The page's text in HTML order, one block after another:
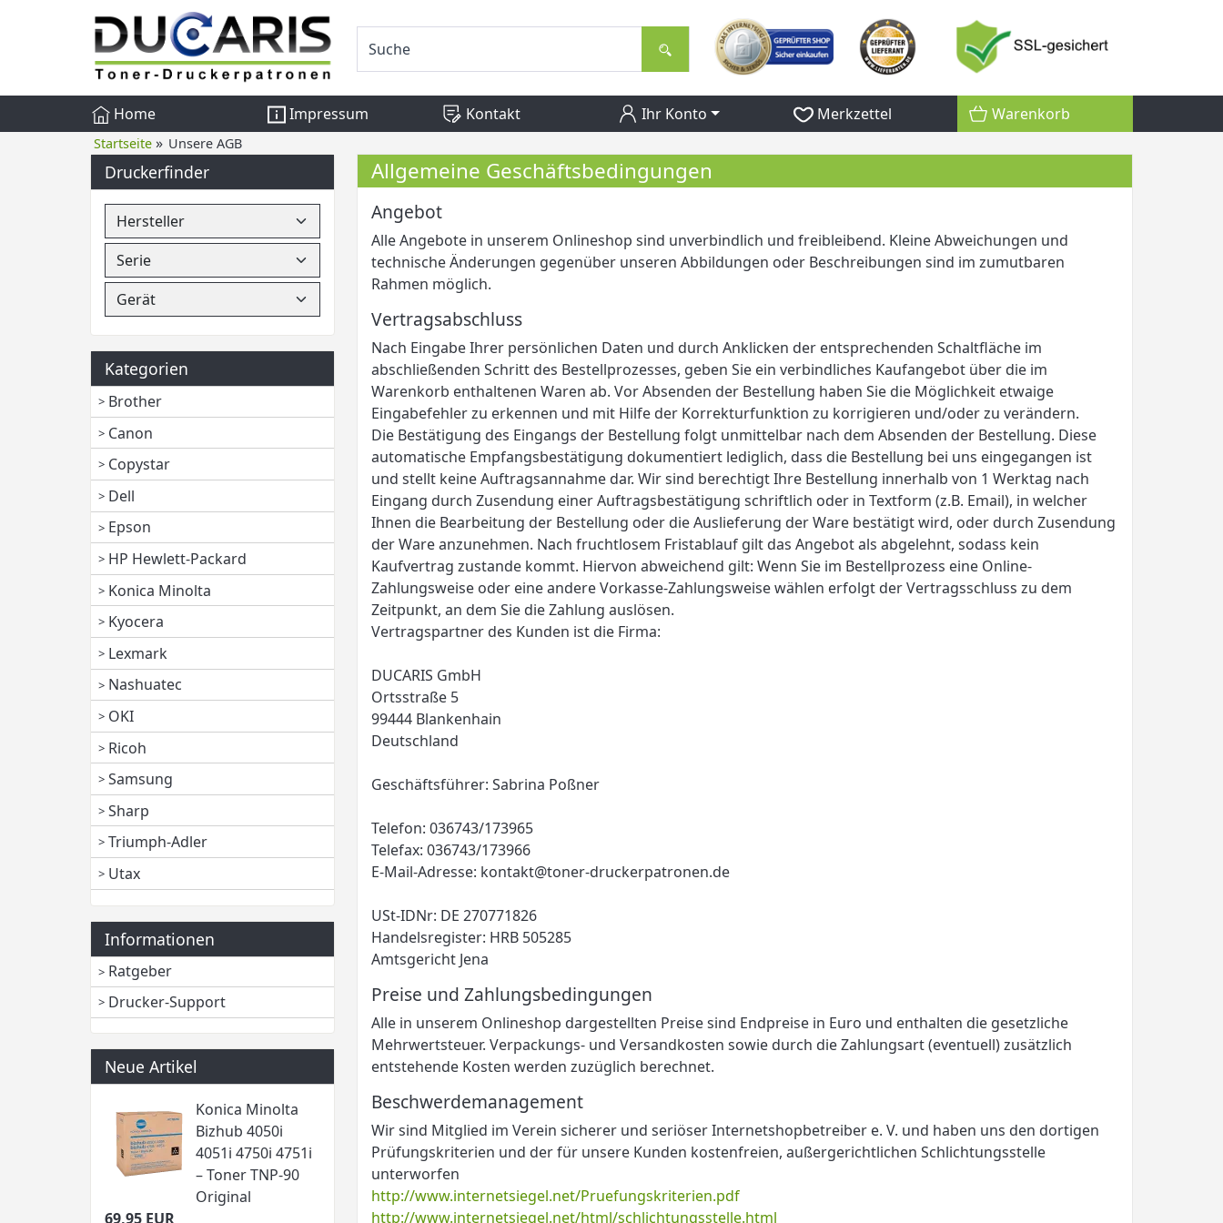
Home Impressum Kontakt Ihr Konto Merkzettel Warenkorb
Startseite » Unsere AGB
Druckerfinder
Kategorien
Brother
Canon
Copystar
Dell
Epson
HP Hewlett-Packard
Konica Minolta
Kyocera
Lexmark
Nashuatec
OKI
Ricoh
Samsung
Sharp
Triumph-Adler
Utax
Informationen
Ratgeber
Drucker-Support
Neue Artikel
Konica Minolta
Bizhub 4050i
4051i 4750i 4751i
– Toner TNP-90
Original
69,95 EUR
Allgemeine Geschäftsbedingungen
Angebot
Alle Angebote in unserem Onlineshop sind unverbindlich und freibleibend. Kleine Abweichungen und
technische Änderungen gegenüber unseren Abbildungen oder Beschreibungen sind im zumutbaren
Rahmen möglich.
Vertragsabschluss
Nach Eingabe Ihrer persönlichen Daten und durch Anklicken der entsprechenden Schaltfläche im
abschließenden Schritt des Bestellprozesses, geben Sie ein verbindliches Kaufangebot über die im
Warenkorb enthaltenen Waren ab. Vor Absenden der Bestellung haben Sie die Möglichkeit etwaige
Eingabefehler zu erkennen und mit Hilfe der Korrekturfunktion zu korrigieren und/oder zu verändern.
Die Bestätigung des Eingangs der Bestellung folgt unmittelbar nach dem Absenden der Bestellung. Diese
automatische Empfangsbestätigung dokumentiert lediglich, dass die Bestellung bei uns eingegangen ist
und stellt keine Auftragsannahme dar. Wir sind berechtigt Ihre Bestellung innerhalb von 1 Werktag nach
Eingang durch Zusendung einer Auftragsbestätigung schriftlich oder in Textform (z.B. Email), in welcher
Ihnen die Bearbeitung der Bestellung oder die Auslieferung der Ware bestätigt wird, oder durch Zusendung
der Ware anzunehmen. Nach fruchtlosem Fristablauf gilt das Angebot als abgelehnt, sodass kein
Kaufvertrag zustande kommt. Hiervon abweichend gilt: Wenn Sie im Bestellprozess eine Online-
Zahlungsweise oder eine andere Vorkasse-Zahlungsweise wählen erfolgt der Vertragsschluss zu dem
Zeitpunkt, an dem Sie die Zahlung auslösen.
Vertragspartner des Kunden ist die Firma:
DUCARIS GmbH
Ortsstraße 5
99444 Blankenhain
Deutschland
Geschäftsführer: Sabrina Poßner
Telefon: 036743/173965
Telefax: 036743/173966
E-Mail-Adresse: kontakt@toner-druckerpatronen.de
USt-IDNr: DE 270771826
Handelsregister: HRB 505285
Amtsgericht Jena
Preise und Zahlungsbedingungen
Alle in unserem Onlineshop dargestellten Preise sind Endpreise in Euro und enthalten die gesetzliche
Mehrwertsteuer. Verpackungs- und Versandkosten sowie durch die Zahlungsart (eventuell) zusätzlich
entstehende Kosten werden zuzüglich berechnet.
Beschwerdemanagement
Wir sind Mitglied im Verein sicherer und seriöser Internetshopbetreiber e. V. und haben uns den dortigen
Prüfungskriterien und der für unsere Kunden kostenfreien, außergerichtlichen Schlichtungsstelle
unterworfen
http://www.internetsiegel.net/Pruefungskriterien.pdf
http://www.internetsiegel.net/html/schlichtungsstelle.html